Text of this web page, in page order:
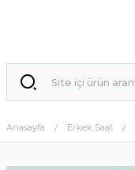
Anasayfa Erkek Saat